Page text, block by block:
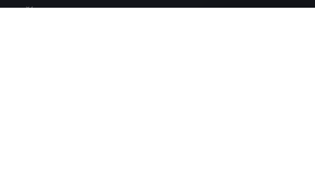
Lepší.TV